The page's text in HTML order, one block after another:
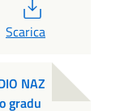
Scarica
NAZ
gradu